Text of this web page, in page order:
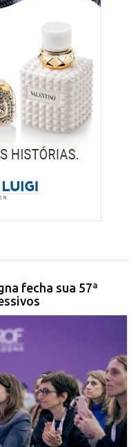
fecha sua 57ª